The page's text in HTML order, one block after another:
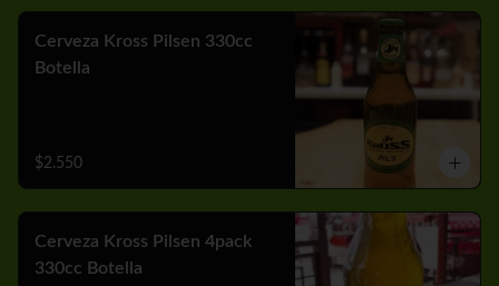
Cerveza Kross Pilsen 330cc
Botella
$2.550
Cerveza Kross Pilsen 4pack
330cc Botella